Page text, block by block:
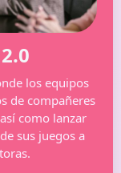
los equipos
de compañeres
como lanzar
sus juegos a